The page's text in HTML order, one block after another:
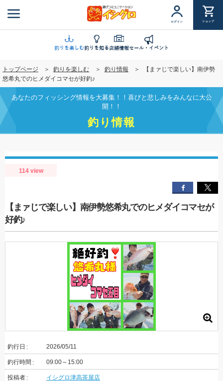
ン
ツ
移
動
ログイン ショップ
釣りを楽しむ釣りを知る店舗情報セール・イベント
トップページ 釣りを楽しむ 釣り情報
【まァじで楽しい】南伊勢
悠希丸でのヒメダイコマセが好釣♪
あなたのフィッシング情報を大募集！！喜びと悲しみをみんなに大公
開！！
釣り情報
114 view
【まァじで楽しい】南伊勢悠希丸でのヒメダイコマセが
好釣♪
釣行日 2026/05/11
釣行時間 09:00～15:00
投稿者 イシグロ津高茶屋店